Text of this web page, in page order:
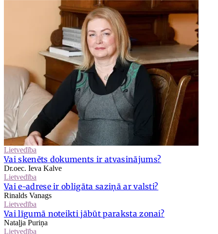
Lietvedība
Vai skenēts dokuments ir atvasinājums?
Dr.oec. Ieva Kalve
Lietvedība
Vai e-adrese ir obligāta saziņā ar valsti?
Rinalds Vanags
Lietvedība
Vai līgumā noteikti jābūt paraksta zonai?
Nataļja Puriņa
Lietvedība